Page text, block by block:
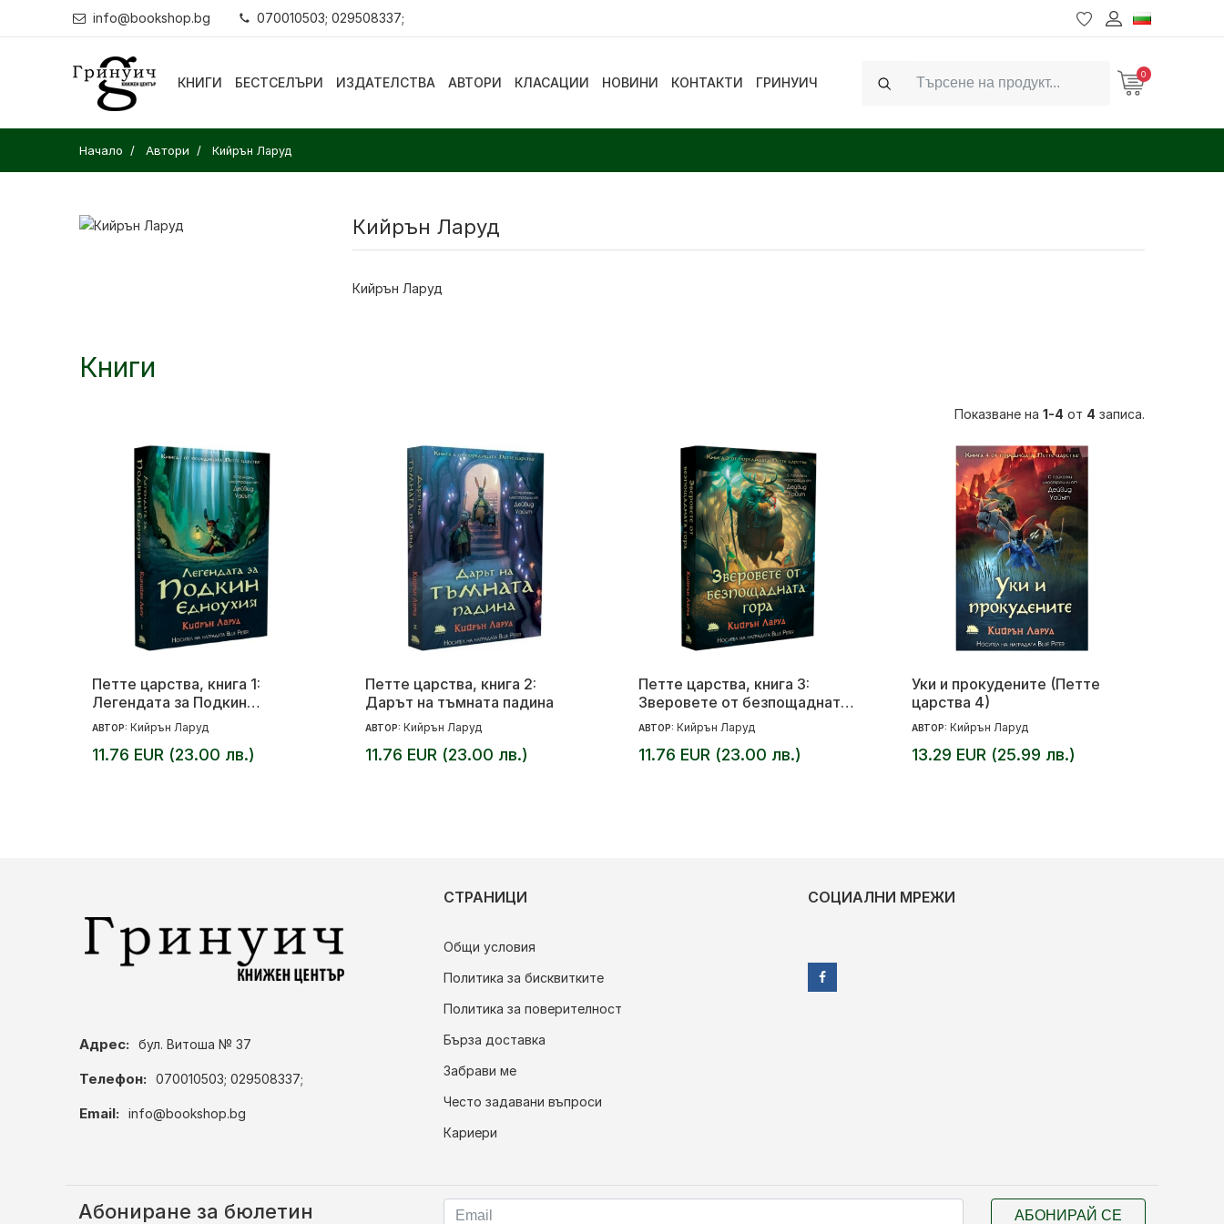
info@bookshop.bg 070010503; 029508337;
КНИГИ БЕСТСЕЛЪРИ ИЗДАТЕЛСТВА АВТОРИ КЛАСАЦИИ НОВИНИ КОНТАКТИ ГРИНУИЧ
Search
0
Начало Автори Кийрън Ларуд
Кийрън Ларуд
Кийрън Ларуд
Книги
Показване на 1-4 от 4 записа.
Петте царства, книга 1:
Легендата за Подкин
Едноухия
АВТОР: Кийрън Ларуд
11.76 EUR (23.00 лв.)
Петте царства, книга 2:
Дарът на тъмната падина
АВТОР: Кийрън Ларуд
11.76 EUR (23.00 лв.)
Петте царства, книга 3:
Зверовете от безпощадната
гора
АВТОР: Кийрън Ларуд
11.76 EUR (23.00 лв.)
Уки и прокудените (Петте
царства 4)
АВТОР: Кийрън Ларуд
13.29 EUR (25.99 лв.)
Адрес: бул. Витоша № 37
Телефон: 070010503; 029508337;
Email: info@bookshop.bg
СТРАНИЦИ
Общи условия
Политика за бисквитките
Политика за поверителност
Бърза доставка
Забрави ме
Често задавани въпроси
Кариери
СОЦИАЛНИ МРЕЖИ
Абониране за бюлетин АБОНИРАЙ СЕ